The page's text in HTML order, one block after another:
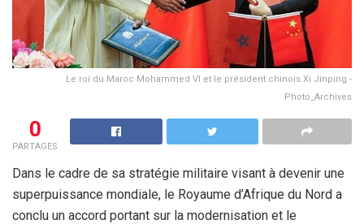
Le roi du Maroc Mohammed VI et le président chinois Xi Jinping -
Photo_Archives
0
PARTAGES
Dans le cadre de sa stratégie militaire visant à devenir une
superpuissance mondiale, le Royaume d’Afrique du Nord a
conclu un accord portant sur la modernisation et le